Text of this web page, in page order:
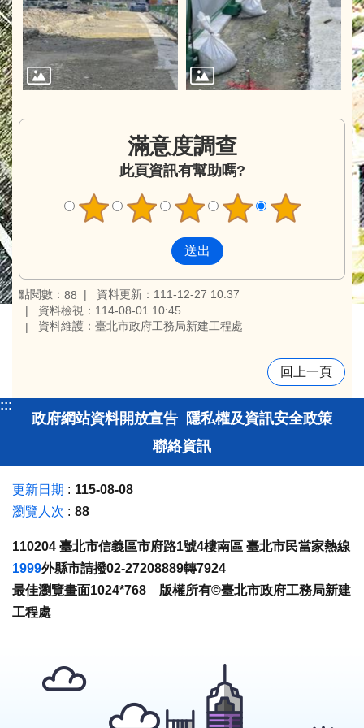
滿意度調查
此頁資訊有幫助嗎?
點閱數： 88
資料更新：111-12-27 10:37
資料檢視：114-08-01 10:45
資料維護：臺北市政府工務局新建工程處
回上一頁
:::
政府網站資料開放宣告 隱私權及資訊安全政策
聯絡資訊
更新日期
115-08-08
瀏覽人次
88
110204 臺北市信義區市府路1號4樓南區 臺北市民當家熱線
1999外縣市請撥02-27208889轉7924
最佳瀏覽畫面1024*768 版權所有©臺北市政府工務局新建
工程處